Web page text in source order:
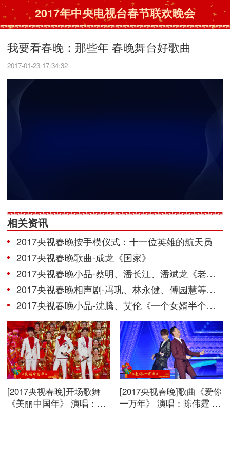
2017年中央电视台春节联欢晚会
我要看春晚：那些年 春晚舞台好歌曲
2017-01-23 17:34:32
相关资讯
2017央视春晚按手模仪式：十一位英雄的航天员
2017央视春晚歌曲-成龙《国家》
2017央视春晚小品-蔡明、潘长江、潘斌龙《老伴》
2017央视春晚相声剧-冯巩、林永健、傅园慧等《信任》
2017央视春晚小品-沈腾、艾伦《一个女婿半个儿》
[2017央视春晚]开场歌舞
《美丽中国年》 演唱：刘
[2017央视春晚]歌曲《爱你
一万年》 演唱：陈伟霆 鹿